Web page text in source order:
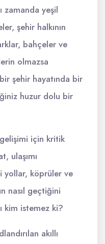
zamanda yeşil
şehir halkının
bahçeler ve
olmazsa
şehir hayatında bir
huzur dolu bir
için kritik
ulaşımı
yollar, köprüler ve
nasıl geçtiğini
kim istemez ki?
akıllı